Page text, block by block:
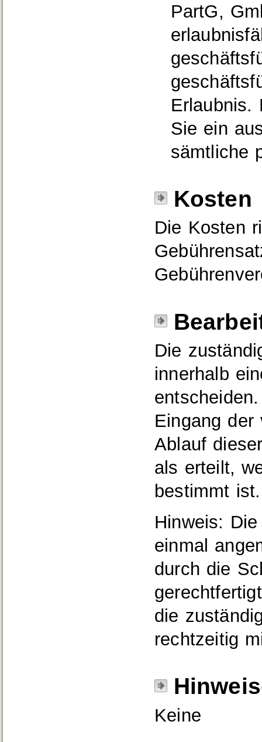
PartG,
Erlaubnis.
Sie ein
sämtliche
Kosten
Die Kosten
Die
innerhalb
Eingang der
Ablauf
als erteilt,
bestimmt ist.
Hinweis:
einmal
durch die
die
rechtzeitig
Keine